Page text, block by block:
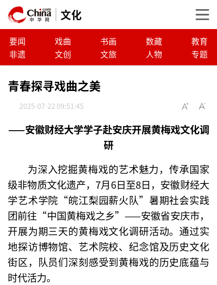
文化
要闻 戏曲 书画 数藏
教育
非遗
文创 文旅 人物 专题
青春探寻戏曲之美
2025-07-22 09:51:45
——安徽财经大学学子赴安庆开展黄梅戏文化调
研
为深入挖掘黄梅戏的艺术魅力，传承国家
级非物质文化遗产，7月6日至8日，安徽财经大
学艺术学院“皖江梨园薪火队”暑期社会实践
团前往“中国黄梅戏之乡”——安徽省安庆市，
开展为期三天的黄梅戏文化调研活动。通过实
地探访博物馆、艺术院校、纪念馆及历史文化
街区，队员们深刻感受到黄梅戏的历史底蕴与
时代活力。